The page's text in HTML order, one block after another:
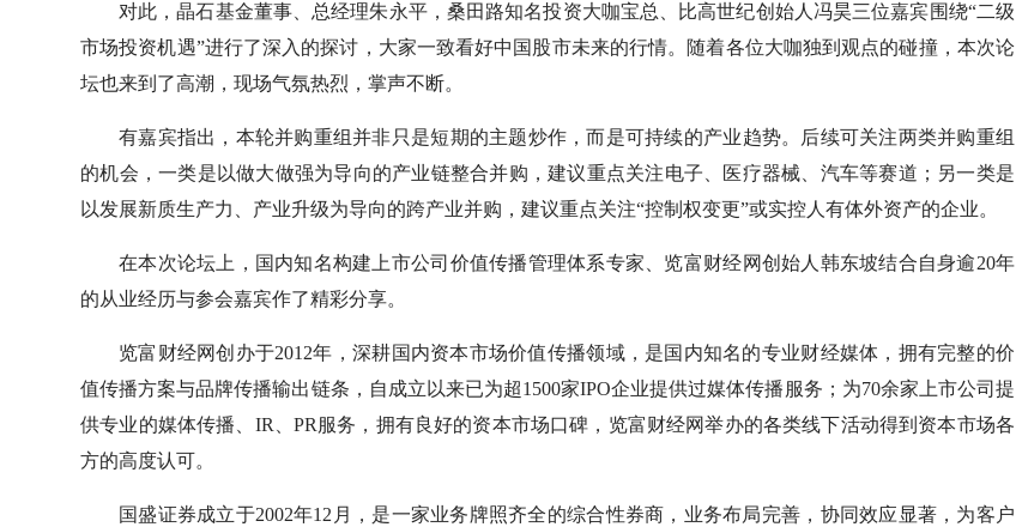
对此，晶石基金董事、总经理朱永平，桑田路知名投资大咖宝总、比高世纪创始人冯昊三位嘉宾围绕“二级
市场投资机遇”进行了深入的探讨，大家一致看好中国股市未来的行情。随着各位大咖独到观点的碰撞，本次论
坛也来到了高潮，现场气氛热烈，掌声不断。
有嘉宾指出，本轮并购重组并非只是短期的主题炒作，而是可持续的产业趋势。后续可关注两类并购重组
的机会，一类是以做大做强为导向的产业链整合并购，建议重点关注电子、医疗器械、汽车等赛道；另一类是
以发展新质生产力、产业升级为导向的跨产业并购，建议重点关注“控制权变更”或实控人有体外资产的企业。
在本次论坛上，国内知名构建上市公司价值传播管理体系专家、览富财经网创始人韩东坡结合自身逾20年
的从业经历与参会嘉宾作了精彩分享。
览富财经网创办于2012年，深耕国内资本市场价值传播领域，是国内知名的专业财经媒体，拥有完整的价
值传播方案与品牌传播输出链条，自成立以来已为超1500家IPO企业提供过媒体传播服务；为70余家上市公司提
供专业的媒体传播、IR、PR服务，拥有良好的资本市场口碑，览富财经网举办的各类线下活动得到资本市场各
方的高度认可。
国盛证券成立于2002年12月，是一家业务牌照齐全的综合性券商，业务布局完善，协同效应显著，为客户